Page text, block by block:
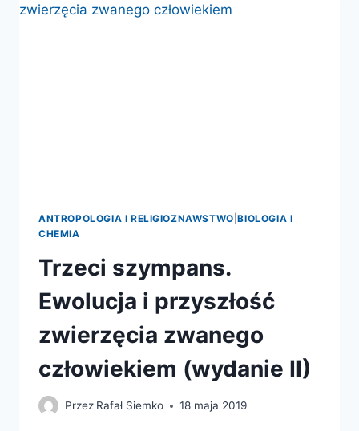
ŻYCZLIWOŚCI
ANTROPOLOGIA I RELIGIOZNAWSTWO |BIOLOGIA I
CHEMIA
Trzeci szympans.
Ewolucja i przyszłość
zwierzęcia zwanego
człowiekiem (wydanie II)
Przez Rafał Siemko 18 maja 2019